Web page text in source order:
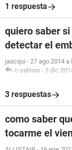
1 respuesta
quiero saber
detectar el
jaacqui - 27 ago 2014 a
c-salinas - 3 dic
3 respuestas
como saber
tocarme el